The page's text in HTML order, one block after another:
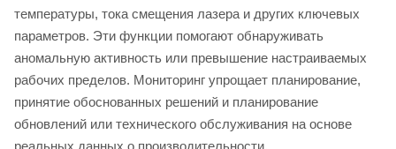
температуры, тока смещения лазера и других ключевых
параметров. Эти функции помогают обнаруживать
аномальную активность или превышение настраиваемых
рабочих пределов. Мониторинг упрощает планирование,
принятие обоснованных решений и планирование
обновлений или технического обслуживания на основе
реальных данных о производительности.